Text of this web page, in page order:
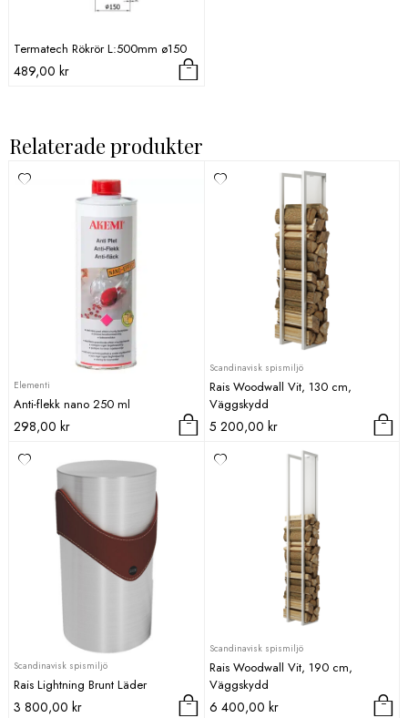
Termatech Rökrör L:500mm ø150
489,00 kr
Relaterade produkter
Elementi
Anti-flekk nano 250 ml
298,00 kr
Scandinavisk spismiljö
Rais Woodwall Vit, 130 cm,
Väggskydd
5 200,00 kr
Scandinavisk spismiljö
Rais Lightning Brunt Läder
3 800,00 kr
Scandinavisk spismiljö
Rais Woodwall Vit, 190 cm,
Väggskydd
6 400,00 kr